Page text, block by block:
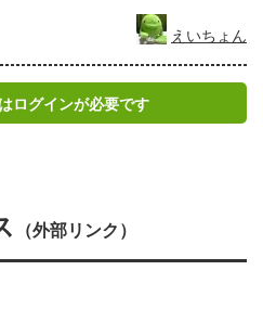
えいちょん
ログインが必要です
（外部リンク）